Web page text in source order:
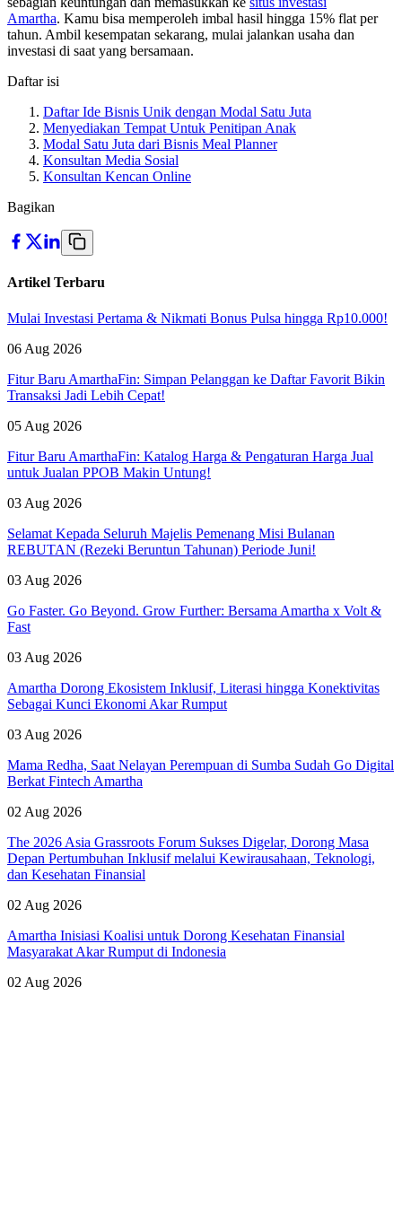
Amartha. Kamu bisa memperoleh imbal hasil hingga 15% flat per
tahun. Ambil kesempatan sekarang, mulai jalankan usaha dan
investasi di saat yang bersamaan.
Daftar isi
Daftar Ide Bisnis Unik dengan Modal Satu Juta
Menyediakan Tempat Untuk Penitipan Anak
Modal Satu Juta dari Bisnis Meal Planner
Konsultan Media Sosial
Konsultan Kencan Online
Bagikan
Artikel Terbaru
Mulai Investasi Pertama & Nikmati Bonus Pulsa hingga Rp10.000!
06 Aug 2026
Fitur Baru AmarthaFin: Simpan Pelanggan ke Daftar Favorit Bikin
Transaksi Jadi Lebih Cepat!
05 Aug 2026
Fitur Baru AmarthaFin: Katalog Harga & Pengaturan Harga Jual
untuk Jualan PPOB Makin Untung!
03 Aug 2026
Selamat Kepada Seluruh Majelis Pemenang Misi Bulanan
REBUTAN (Rezeki Beruntun Tahunan) Periode Juni!
03 Aug 2026
Go Faster. Go Beyond. Grow Further: Bersama Amartha x Volt &
Fast
03 Aug 2026
Amartha Dorong Ekosistem Inklusif, Literasi hingga Konektivitas
Sebagai Kunci Ekonomi Akar Rumput
03 Aug 2026
Mama Redha, Saat Nelayan Perempuan di Sumba Sudah Go Digital
Berkat Fintech Amartha
02 Aug 2026
The 2026 Asia Grassroots Forum Sukses Digelar, Dorong Masa
Depan Pertumbuhan Inklusif melalui Kewirausahaan, Teknologi,
dan Kesehatan Finansial
02 Aug 2026
Amartha Inisiasi Koalisi untuk Dorong Kesehatan Finansial
Masyarakat Akar Rumput di Indonesia
02 Aug 2026